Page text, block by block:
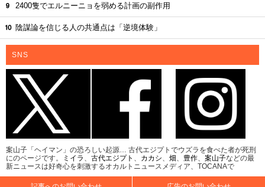
2400隻でエルニーニョを弱める計画の副作用
陰謀論を信じる人の共通点は「逆境体験」
SNS
案山子「ヘイマン」の恐ろしい起源… 古代エジプトでウズラを食べた者が死刑
にのページです。
ミイラ 、 古代エジプト 、 カカシ、 畑 、 豊作、 案山子などの最
新ニュースは好奇心を刺激するオカルトニュースメディア、TOCANAで